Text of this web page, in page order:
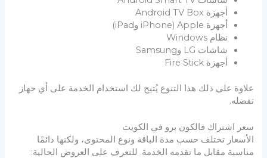
أجهزة Android TV Box
أجهزة Apple (iPhone وiPad)
نظام Windows
شاشات LG وSamsung
أجهزة Fire Stick
علاوة على ذلك هذا التنوع يُتيح لك استخدام الخدمة على أي جهاز
تفضله.
سعر اشتراك فالكون برو في الكويت
الأسعار تختلف حسب مدة الباقة ونوع المحتوى، ولكنها دائمًا
مناسبة مقابل ما تقدمه الخدمة. للتعرف على العروض الحالية: